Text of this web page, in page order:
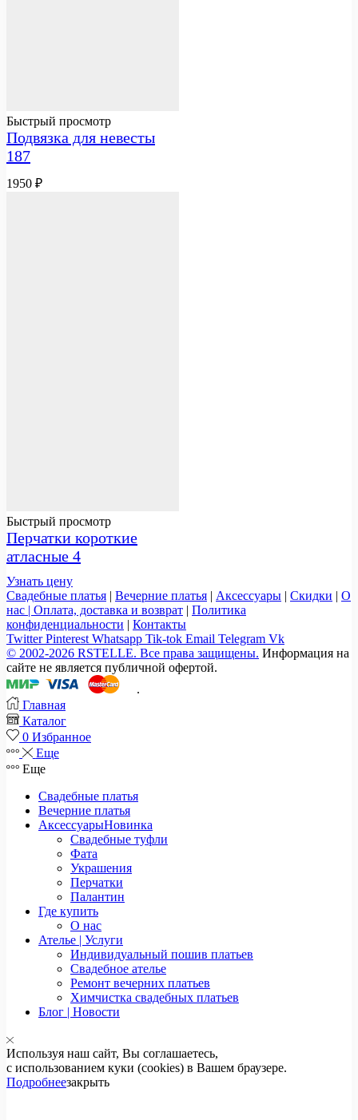
Быстрый просмотр
Подвязка для невесты
187
1950 ₽
Быстрый просмотр
Перчатки короткие
атласные 4
Узнать цену
Свадебные платья
Вечерние платья Аксессуары Скидки
О
нас | Оплата, доставка и возврат
Политика
конфиденциальности
Контакты
Twitter Pinterest Whatsapp Tik-tok Email Telegram Vk
© 2002-2026 RSTELLE. Все права защищены. Информация на
сайте не является публичной офертой.
.
Главная
Каталог
0 Избранное
Еще
Еще
Свадебные платья
Вечерние платья
АксессуарыНовинка
Свадебные туфли
Фата
Украшения
Перчатки
Палантин
Где купить
О нас
Ателье | Услуги
Индивидуальный пошив платьев
Свадебное ателье
Ремонт вечерних платьев
Химчистка свадебных платьев
Блог | Новости
Используя наш сайт, Вы соглашаетесь,
с использованием куки (cookies) в Вашем браузере.
Подробнеезакрыть